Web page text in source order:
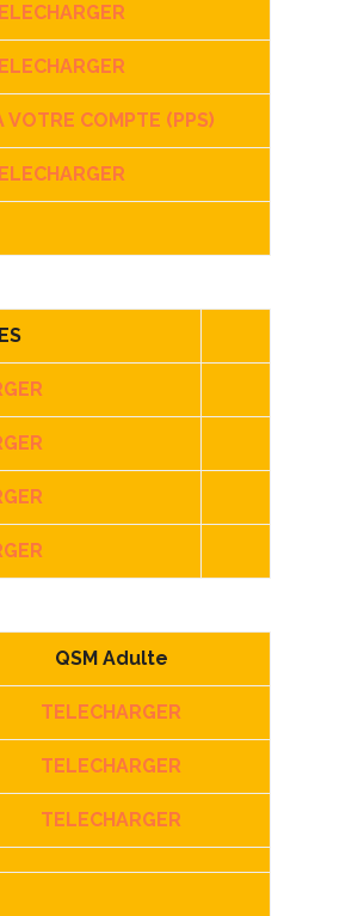
VOTRE COMPTE (PPS)
QSM Adulte
TELECHARGER
TELECHARGER
TELECHARGER